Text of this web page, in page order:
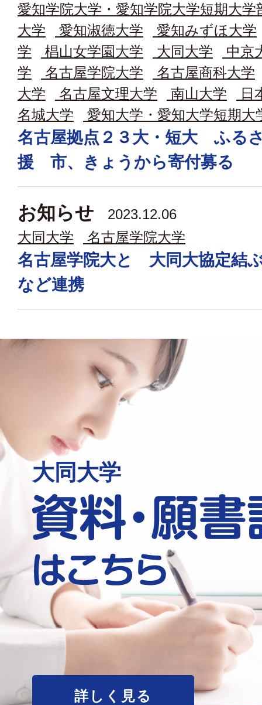
愛知学院大学・愛知学院大学短期大学
大学
愛知淑徳大学
愛知みずほ大学
学
椙山女学園大学 大同大学
中京
学
名古屋学院大学
名古屋商科大学
大学
名古屋文理大学 南山大学
日
名城大学
愛知大学・愛知大学短期大
名古屋拠点２３大・短大 ふる
援 市、きょうから寄付募る
お知らせ
2023.12.06
大同大学
名古屋学院大学
名古屋学院大と 大同大協定結
など連携
大同大学
詳しく見る